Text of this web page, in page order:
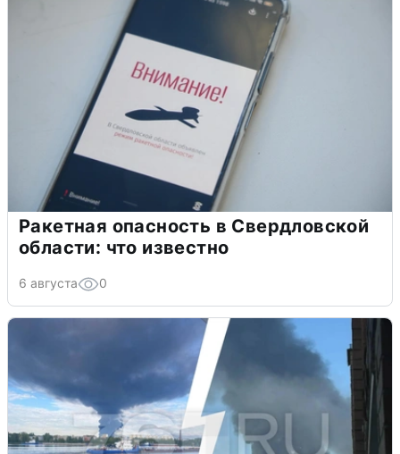
Ракетная опасность в Свердловской
области: что известно
6 августа 0